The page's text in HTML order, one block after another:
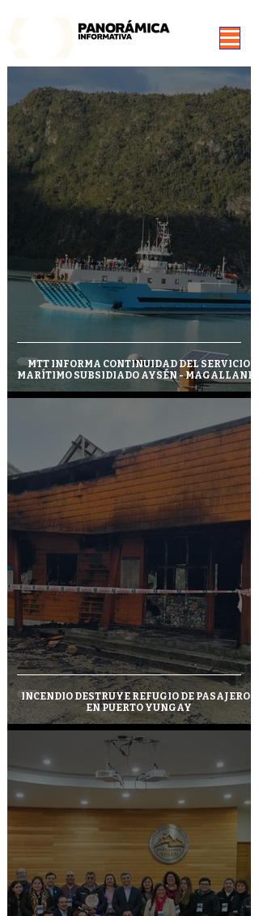
MTT INFORMA CONTINUIDAD DEL SERVICIO
MARÍTIMO SUBSIDIADO AYSÉN - MAGALLANES
INCENDIO DESTRUYE REFUGIO DE PASAJEROS
EN PUERTO YUNGAY